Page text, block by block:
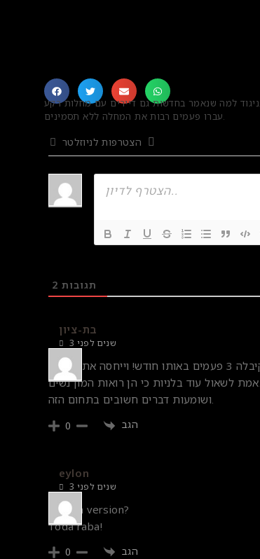
שהיו באותו החדר, ובניגוד למה שנאמר בחדשות גם דיירים עם מחלות רקע
עברו פעמים רבות את המחלה ללא תסמינים.
הצטרפות לניוזלטר
2 תגובות
בת-ציון
3 שנים לפני
ממש חשוב. נכון מאוד. פגשתי אפילו מישהי שאמרה לי שקיבלה 3 פעמים באותו חודש! וייחסה את זה לכך
לשאול עוד בלניות כי הן רואות המון נשים
ושומעות דברים חשובים בתחום הזה.
0 הגב
eylon
3 שנים לפני
English version?
Toda raba!
0 הגב